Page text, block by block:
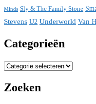
Minds Sly & The Family Stone
Stevens U2 Underworld Van
Categorieën
Categorieën
Zoeken